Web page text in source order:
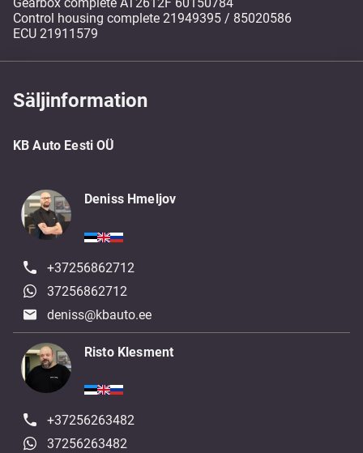
Control housing complete 21949395 / 85020586
ECU 21911579
Säljinformation
KB Auto Eesti OÜ
Deniss Hmeljov
+37256862712
37256862712
deniss@kbauto.ee
Risto Klesment
+37256263482
37256263482